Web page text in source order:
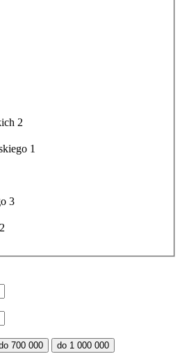
2
1
3
2
700 000
do 1 000 000